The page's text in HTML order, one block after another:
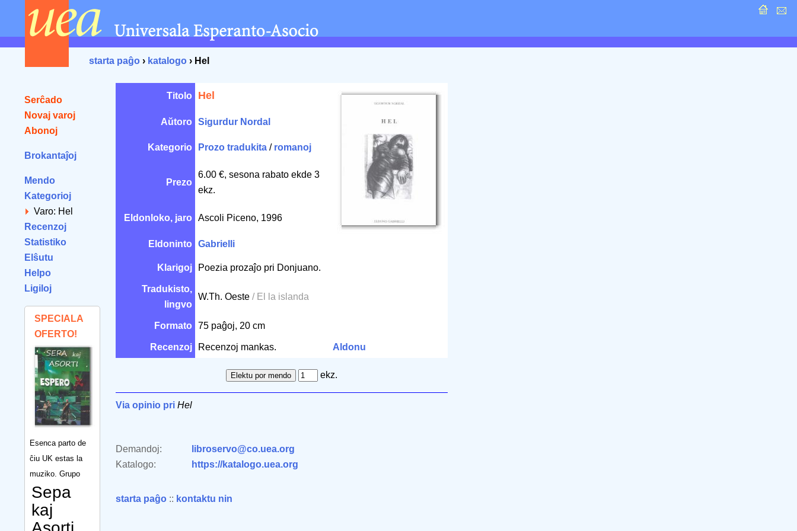
starta paĝo › katalogo › Hel
Serĉado
Novaj varoj
Abonoj
Brokantaĵoj
Mendo
Kategorioj
Varo: Hel
Recenzoj
Statistiko
Elŝutu
Helpo
Ligiloj
SPECIALA
OFERTO!
Esenca parto de
ĉiu UK estas la
muziko. Grupo
Sepa
kaj
Titolo Hel
Aŭtoro Sigurdur Nordal
Kategorio Prozo tradukita / romanoj
Prezo
6.00 €, sesona rabato ekde 3
ekz.
Eldonloko, jaro Ascoli Piceno, 1996
Eldoninto Gabrielli
Klarigoj Poezia prozaĵo pri Donjuano.
Tradukisto,
lingvo
W.Th. Oeste / El la islanda
Formato 75 paĝoj, 20 cm
Recenzoj Recenzoj mankas. Aldonu
ekz.
Via opinio pri Hel
Demandoj:
libroservo@co.uea.org
Katalogo:
https://katalogo.uea.org
starta paĝo :: kontaktu nin